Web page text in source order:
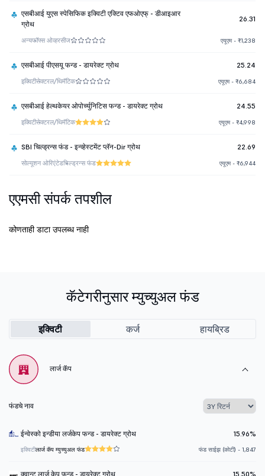
एसबीआई युएस स्पेसिफिक इक्विटी एक्टिव एफओएफ् - डीआइआर
ग्रोथ
26.31
अन्यफॉफ्स ओव्हरसीज एयूएम - ₹1,238
एसबीआई पीएसयू फन्ड - डायरेक्ट ग्रोथ 25.24
इक्विटीसेक्टरल/थिमॅटिक एयूएम - ₹6,684
एसबीआई हेल्थकेयर ओपोर्च्युनिटिस फन्ड - डायरेक्ट ग्रोथ 24.55
इक्विटीसेक्टरल/थिमॅटिक एयूएम - ₹4,998
SBI चिल्ड्रन्स फंड - इन्व्हेस्टमेंट प्लॅन-Dir ग्रोथ 22.69
सोल्यूशन ओरिएंटेडचिल्ड्रन्स फंड एयूएम - ₹6,944
एएमसी संपर्क तपशील
कोणताही डाटा उपलब्ध नाही
कॅटेगरीनुसार म्युच्युअल फंड
इक्विटी कर्ज हायब्रिड
लार्ज कॅप
फंडचे नाव
ईन्वेस्को इन्डीया लर्जकेप फन्ड - डायरेक्ट ग्रोथ 15.96%
इक्विटीलार्ज कॅप म्युच्युअल फंड फंड साईझ (कोटी) - 1,847
क्वान्ट लार्ज केप फन्ड - डायरेक्ट ग्रोथ 15.50%